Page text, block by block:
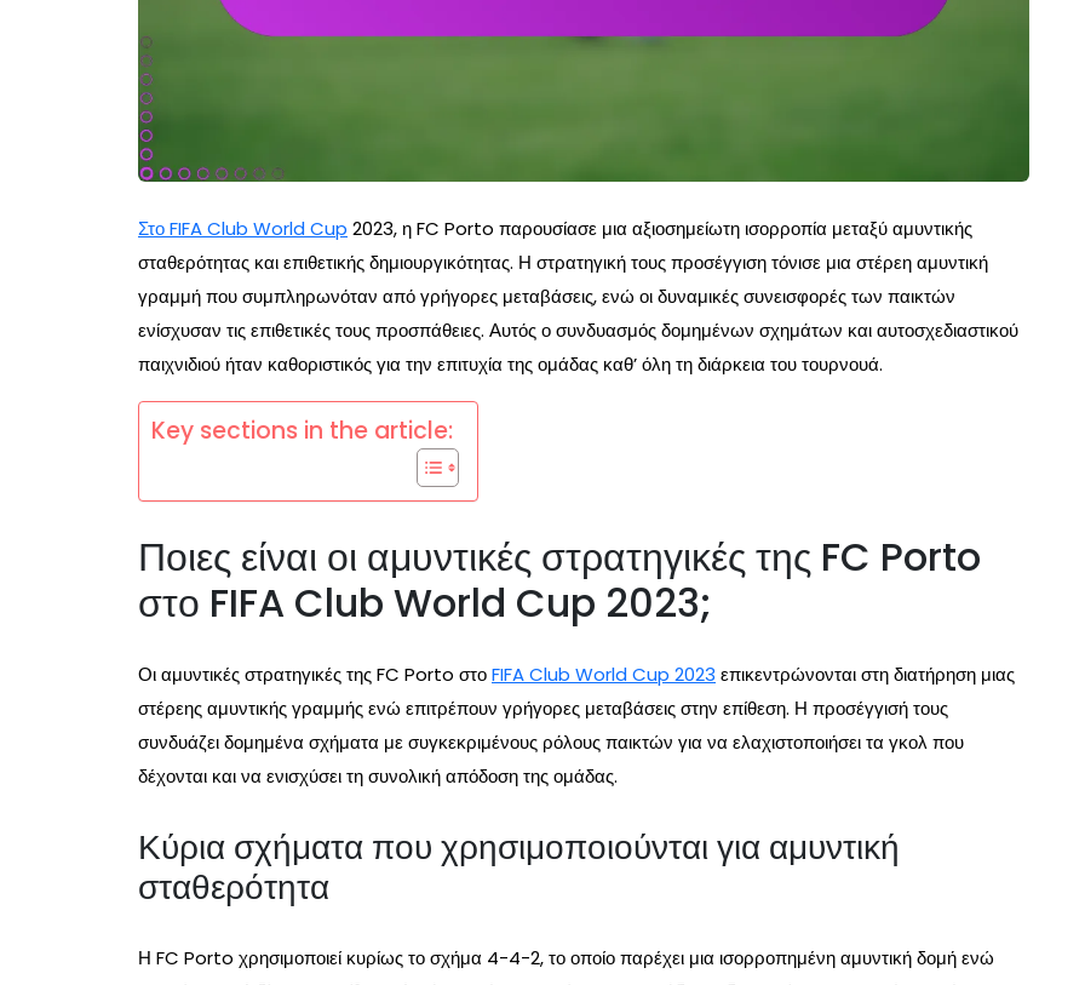
Στο FIFA Club World Cup 2023, η FC Porto παρουσίασε μια αξιοσημείωτη ισορροπία μεταξύ αμυντικής
σταθερότητας και επιθετικής δημιουργικότητας. Η στρατηγική τους προσέγγιση τόνισε μια στέρεη αμυντική
γραμμή που συμπληρωνόταν από γρήγορες μεταβάσεις, ενώ οι δυναμικές συνεισφορές των παικτών
ενίσχυσαν τις επιθετικές τους προσπάθειες. Αυτός ο συνδυασμός δομημένων σχημάτων και αυτοσχεδιαστικού
παιχνιδιού ήταν καθοριστικός για την επιτυχία της ομάδας καθ’ όλη τη διάρκεια του τουρνουά.
Key sections in the article:
Ποιες είναι οι αμυντικές στρατηγικές της FC Porto
στο FIFA Club World Cup 2023;
Οι αμυντικές στρατηγικές της FC Porto στοFIFA Club World Cup 2023 επικεντρώνονται στη διατήρηση μιας
στέρεης αμυντικής γραμμής ενώ επιτρέπουν γρήγορες μεταβάσεις στην επίθεση. Η προσέγγισή τους
συνδυάζει δομημένα σχήματα με συγκεκριμένους ρόλους παικτών για να ελαχιστοποιήσει τα γκολ που
δέχονται και να ενισχύσει τη συνολική απόδοση της ομάδας.
Κύρια σχήματα που χρησιμοποιούνται για αμυντική
σταθερότητα
Η FC Porto χρησιμοποιεί κυρίως το σχήμα 4-4-2, το οποίο παρέχει μια ισορροπημένη αμυντική δομή ενώ